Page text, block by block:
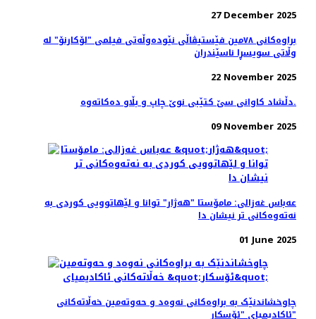
27 December 2025
براوه‌کانی ٧٨مین فێستیڤاڵی نێوده‌وڵه‌تی فیلمی "لۆکارنۆ" له
وڵاتی سویسڕا ناسێندران
22 November 2025
دڵشاد کاوانى سێ کتێبى نوێ چاپ و بڵاو دەکاتەوە.
09 November 2025
عەباس غەزالی: مامۆستا "هەژار" توانا و لێهاتوویی کوردی به
نەتەوەکانی تر نیشان دا
01 June 2025
چاوخشاندنێک به براوه‌کانی نه‌وه‌د و حه‌و‌ته‌مین خه‌ڵاته‌کانی
ئاکادیمیای "ئۆسکار"